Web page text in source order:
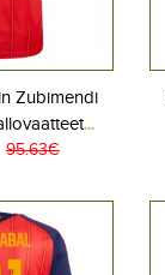
Zubimendi
kisat 2026
95.63€